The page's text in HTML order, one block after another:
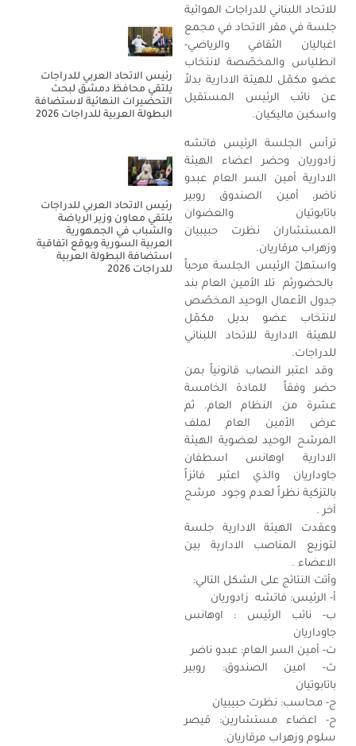
للاتحاد اللبناني للدراجات الهوائية
جلسة في مقر الاتحاد في مجمع
اغباليان الثقافي والرياضي-
انطلياس والمخصّصة لانتخاب
عضو مكمّل للهيئة الادارية بدلاً
عن نائب الرئيس المستقيل
واسكين ماليكيان.
ترأس الجلسة الرئيس فاتشه
زادوريان وحضر اعضاء الهيئة
الادارية أمين السر العام عبدو
ناضر، أمين الصندوق روبير
باتابوتيان والعضوان
المستشاران نظرت حبيبيان
وزهراب مرقاريان.
واستهلّ الرئيس الجلسة مرحباً
بالحضورثم تلا الأمين العام بند
جدول الأعمال الوحيد المخصّص
لانتخاب عضو بديل مكمّل
للهيئة الادارية للاتحاد اللبناني
للدراجات.
وقد اعتبر النصاب قانونياً بمن
حضر وفقاً للمادة الخامسة
عشرة من النظام العام. ثم
عرض الأمين العام لملف
المرشح الوحيد لعضوية الهيئة
الادارية اوهانس اسطفان
جاوداريان والذي اعتبر فائزاً
بالتزكية نظراً لعدم وجود مرشح
آخر .
وعقدت الهيئة الادارية جلسة
لتوزيع المناصب الادارية بين
الاعضاء .
وأتت النتائج على الشكل التالي:
أ‌- الرئيس: فاتشه زادوريان
ب‌- نائب الرئيس : اوهانس
جاوداريان
ت‌- أمين السر العام: عبدو ناضر
ث‌- امين الصندوق: روبير
باتابوتيان
ج‌- محاسب: نظرت حبيبيان
ح‌- اعضاء مستشارين: قيصر
سلوم وزهراب مرقاريان.
رئيس الاتحاد العربي للدراجات
يلتقي محافظ دمشق لبحث
التحضيرات النهائية لاستضافة
البطولة العربية للدراجات 2026
رئيس الاتحاد العربي للدراجات
يلتقي معاون وزير الرياضة
والشباب في الجمهورية
العربية السورية ويوقع اتفاقية
استضافة البطولة العربية
للدراجات 2026